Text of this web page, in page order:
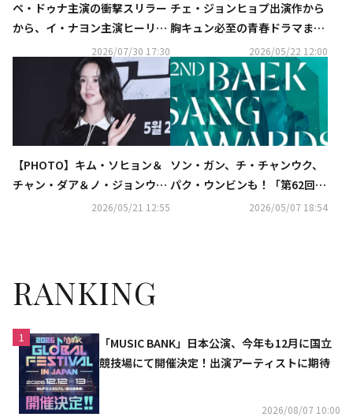
ペ・ドゥナ主演の衝撃スリラー
から、イ・ナヨン主演ヒーリン
グドラマまで！8月のCSホーム
ドラマチャンネルに注目
2026/07/30 17:30
チェ・ジョンヒョプ出演作から
胸キュン必至の青春ドラマま
で！全話無料配信の「ABEMA」
で韓ドラ三昧
2026/05/22 12:00
【PHOTO】キム・ソヒョン＆
チャン・ダア＆ノ・ジョンウィ
ら、映画「群体」VIP試写会に
2026/05/21 12:55
ソン・ガン、チ・チャンウク、
パク・ウンビンも！「第62回百
想芸術大賞」に授賞者として出
2026/05/07 18:54
RANKING
1
「MUSIC BANK」日本公演、今年も12月に国立
競技場にて開催決定！出演アーティストに期待
2026/08/07 10:00